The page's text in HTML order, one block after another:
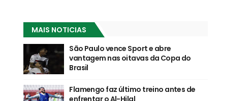
MAIS NOTICIAS
São Paulo vence Sport e abre
vantagem nas oitavas da Copa do
Brasil
Flamengo faz último treino antes de
enfrentar o Al-Hilal